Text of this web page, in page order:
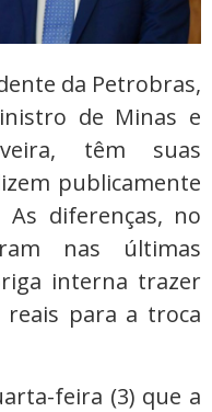
da Petrobras,
de Minas e
têm suas
publicamente
diferenças, no
nas últimas
interna trazer
reais para a troca
feira (3) que a